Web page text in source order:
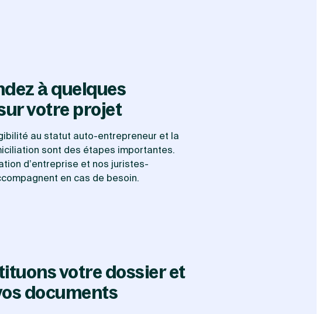
à quelques
votre projet
au statut auto-entrepreneur et la
sont des étapes importantes.
d’entreprise et nos juristes-
en cas de besoin.
votre dossier et
documents